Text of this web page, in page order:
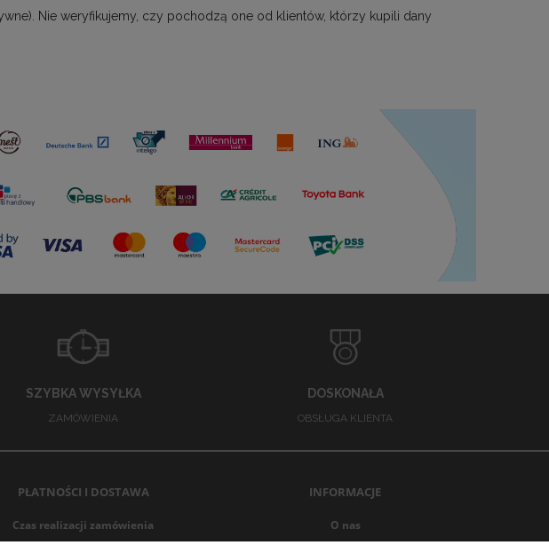
Nie weryfikujemy, czy pochodzą one od klientów, którzy kupili dany
SZYBKA WYSYŁKA
ZAMÓWIENIA
DOSKONAŁA
OBSŁUGA KLIENTA
PŁATNOŚCI I DOSTAWA
Czas realizacji zamówienia
Czas i koszt dostawy
INFORMACJE
O nas
Opinie Trustmate